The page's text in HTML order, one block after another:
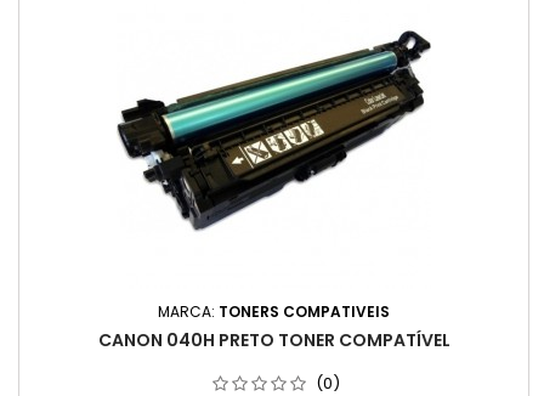
MARCA: TONERS COMPATIVEIS
CANON 040H PRETO TONER COMPATÍVEL
(0)